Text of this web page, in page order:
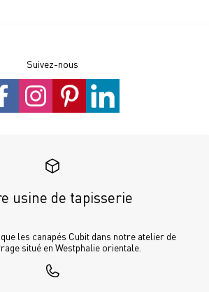
Suivez-nous
usine de tapisserie
les canapés Cubit dans notre atelier de
situé en Westphalie orientale.